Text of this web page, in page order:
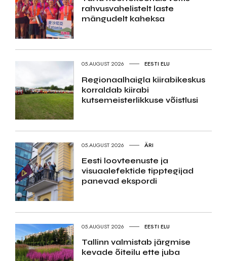
rahvusvahelistelt laste
mängudelt kaheksa
05.AUGUST 2026 EESTI ELU
Regionaalhaigla kiirabikeskus
korraldab kiirabi
kutsemeisterlikkuse võistlusi
05.AUGUST 2026 ÄRI
Eesti loovteenuste ja
visuaalefektide tipptegijad
panevad ekspordi
05.AUGUST 2026 EESTI ELU
Tallinn valmistab järgmise
kevade õiteilu ette juba